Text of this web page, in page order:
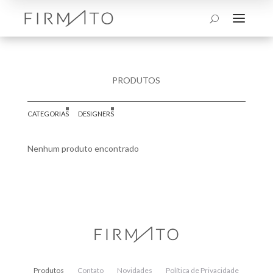
U a
PRODUTOS
CATEGORIAS DESIGNERS
Nenhum produto encontrado
Produtos Contato Novidades
Política de Privacidade